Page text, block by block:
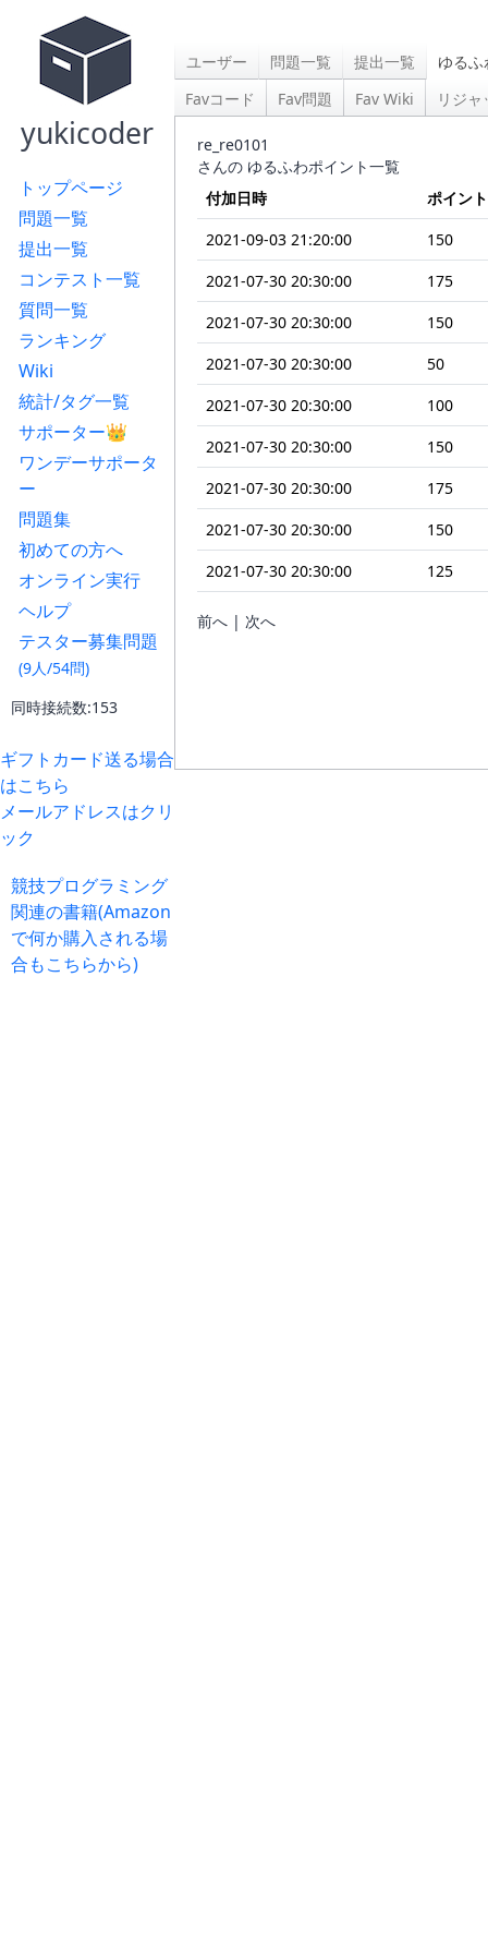
yukicoder
トップページ
問題一覧
提出一覧
コンテスト一覧
質問一覧
ランキング
Wiki
統計/タグ一覧
サポーター👑
ワンデーサポータ
ー
問題集
初めての方へ
オンライン実行
ヘルプ
テスター募集問題
(9人/54問)
同時接続数:153
ギフトカード送る場合
はこちら
メールアドレスはクリ
ック
競技プログラミング
関連の書籍(Amazon
で何か購入される場
合もこちらから)
ユーザー 問題一覧 提出一覧
ゆる
Favコード
Fav問題 Fav Wiki リジ
re_re0101
さんの ゆるふわポイント一覧
付加日時
ポイント
2021-09-03 21:20:00
150
2021-07-30 20:30:00
175
2021-07-30 20:30:00
150
2021-07-30 20:30:00
50
2021-07-30 20:30:00
100
2021-07-30 20:30:00
150
2021-07-30 20:30:00
175
2021-07-30 20:30:00
150
2021-07-30 20:30:00
125
前へ | 次へ